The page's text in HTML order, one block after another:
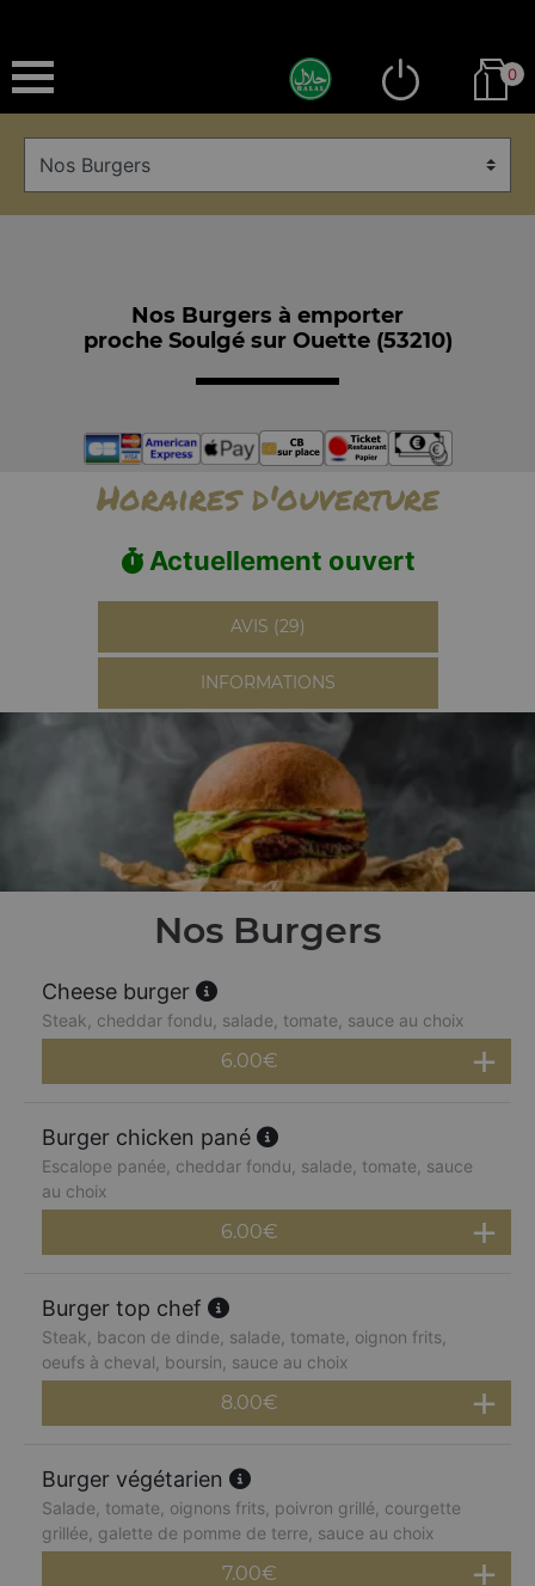
0
Nos Burgers à emporter
proche Soulgé sur Ouette (53210)
Horaires d'ouverture
Actuellement ouvert
AVIS (29)
INFORMATIONS
Nos Burgers
Cheese burger
Steak, cheddar fondu, salade, tomate, sauce au choix
6.00€
Burger chicken pané
Escalope panée, cheddar fondu, salade, tomate, sauce
au choix
6.00€
Burger top chef
Steak, bacon de dinde, salade, tomate, oignon frits,
oeufs à cheval, boursin, sauce au choix
8.00€
Burger végétarien
Salade, tomate, oignons frits, poivron grillé, courgette
grillée, galette de pomme de terre, sauce au choix
7.00€